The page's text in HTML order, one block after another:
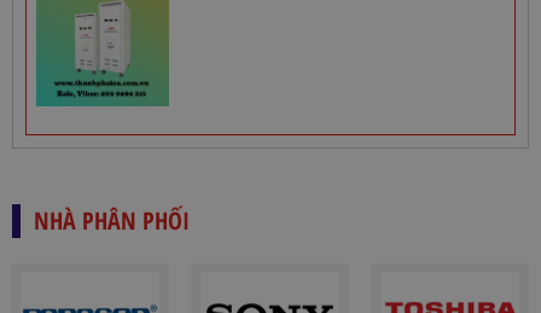
NHÀ PHÂN PHỐI